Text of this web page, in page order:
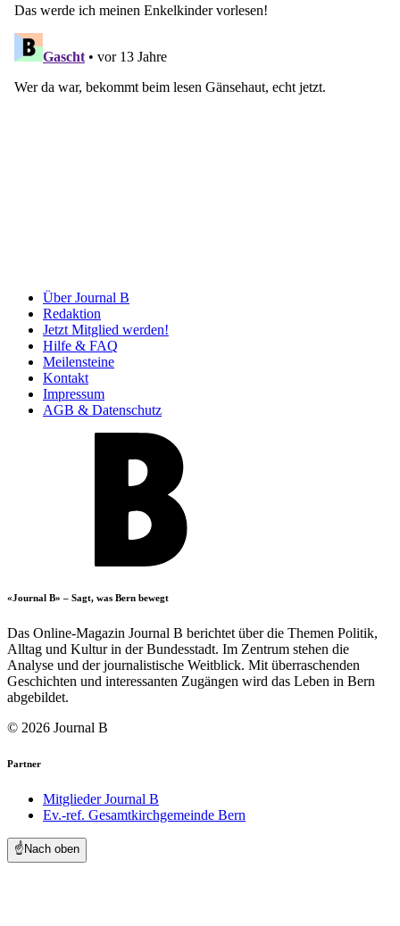
Über Journal B
Redaktion
Jetzt Mitglied werden!
Hilfe & FAQ
Meilensteine
Kontakt
Impressum
AGB & Datenschutz
«Journal B» – Sagt, was Bern bewegt
Das Online-Magazin Journal B berichtet über die Themen Politik,
Alltag und Kultur in der Bundesstadt. Im Zentrum stehen die
Analyse und der journalistische Weitblick. Mit überraschenden
Geschichten und interessanten Zugängen wird das Leben in Bern
abgebildet.
© 2026 Journal B
Partner
Mitglieder Journal B
Ev.-ref. Gesamtkirchgemeinde Bern
☝️Nach oben